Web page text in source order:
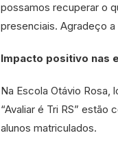
possamos recuperar o
presenciais. Agradeço
Impacto positivo nas
Na Escola Otávio Rosa,
“Avaliar é Tri RS”
alunos matriculados.